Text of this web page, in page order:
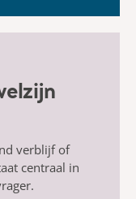
verblijf of
centraal in